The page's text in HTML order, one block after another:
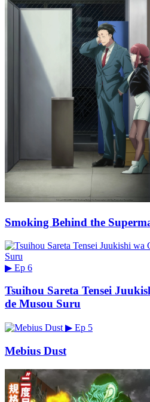
Smoking Behind the
▶ Ep 6
Tsuihou Sareta Tensei
de Musou Suru
▶ Ep 5
Mebius Dust